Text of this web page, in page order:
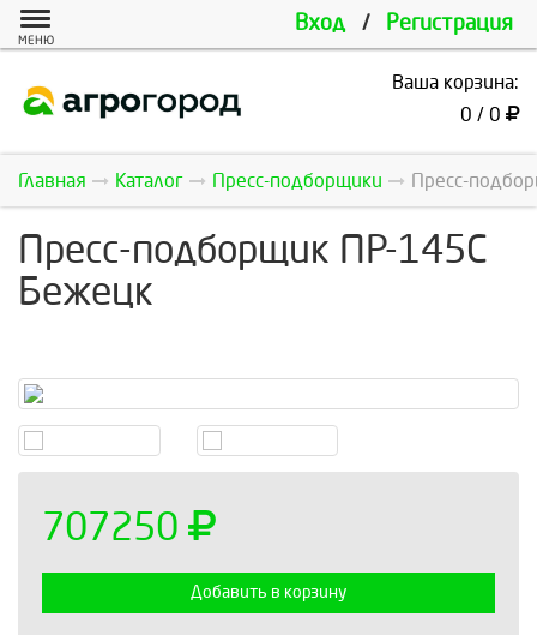
Вход / Регистрация
МЕНЮ
Ваша корзина:
0 / 0
Главная Каталог Пресс-подборщики Пресс-
Пресс-подборщик ПР-145С
Бежецк
707250
Добавить в корзину